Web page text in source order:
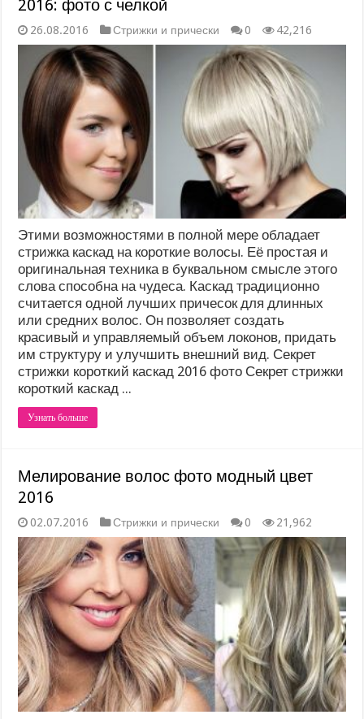
2016: фото с челкой
26.08.2016 Стрижки и прически 0 42,216
Этими возможностями в полной мере обладает
стрижка каскад на короткие волосы. Её простая и
оригинальная техника в буквальном смысле этого
слова способна на чудеса. Каскад традиционно
считается одной лучших причесок для длинных
или средних волос. Он позволяет создать
красивый и управляемый объем локонов, придать
им структуру и улучшить внешний вид. Секрет
стрижки короткий каскад 2016 фото Секрет стрижки
короткий каскад ...
Узнать больше
Мелирование волос фото модный цвет
2016
02.07.2016 Стрижки и прически 0 21,962